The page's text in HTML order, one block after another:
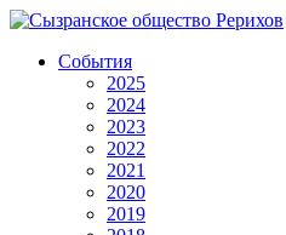
События
2025
2024
2023
2022
2021
2020
2019